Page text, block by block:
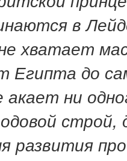
в
хватает
Египта до
ни
строй,
развития